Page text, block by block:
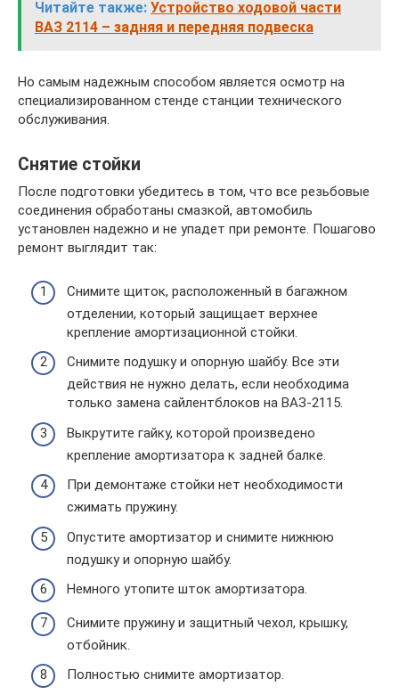
Читайте также: Устройство ходовой части
ВАЗ 2114 – задняя и передняя подвеска
Но самым надежным способом является осмотр на
специализированном стенде станции технического
обслуживания.
Снятие стойки
После подготовки убедитесь в том, что все резьбовые
соединения обработаны смазкой, автомобиль
установлен надежно и не упадет при ремонте. Пошагово
ремонт выглядит так:
Снимите щиток, расположенный в багажном
отделении, который защищает верхнее
крепление амортизационной стойки.
Снимите подушку и опорную шайбу. Все эти
действия не нужно делать, если необходима
только замена сайлентблоков на ВАЗ-2115.
Выкрутите гайку, которой произведено
крепление амортизатора к задней балке.
При демонтаже стойки нет необходимости
сжимать пружину.
Опустите амортизатор и снимите нижнюю
подушку и опорную шайбу.
Немного утопите шток амортизатора.
Снимите пружину и защитный чехол, крышку,
отбойник.
Полностью снимите амортизатор.